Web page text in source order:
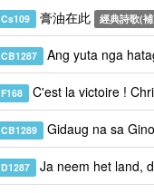
Cs109 膏油在此 經典詩歌(
CB1287 Ang yuta nga
F168 C'est la victoire !
CB1289 Gidaug na sa
D1287 Ja neem het land,